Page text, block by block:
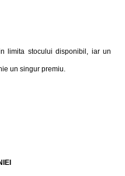
limita stocului disponibil, iar un
un singur premiu.